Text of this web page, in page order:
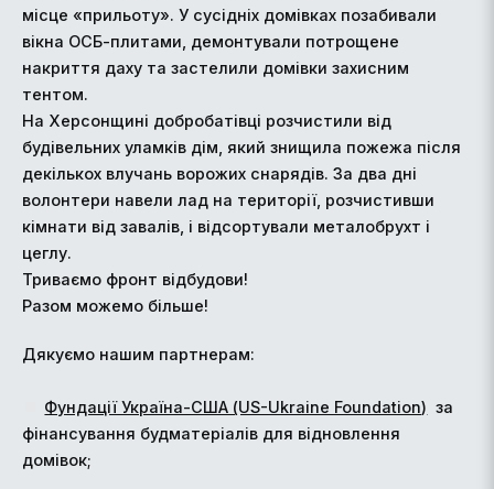
місце «прильоту». У сусідніх домівках позабивали
вікна ОСБ-плитами, демонтували потрощене
накриття даху та застелили домівки захисним
тентом.
На Херсонщині добробатівці розчистили від
будівельних уламків дім, який знищила пожежа після
декількох влучань ворожих снарядів. За два дні
волонтери навели лад на території, розчистивши
кімнати від завалів, і відсортували металобрухт і
цеглу.
Триваємо фронт відбудови!
Разом можемо більше!
Дякуємо нашим партнерам:
Фундації Україна-США (US-Ukraine Foundation) за
фінансування будматеріалів для відновлення
домівок;